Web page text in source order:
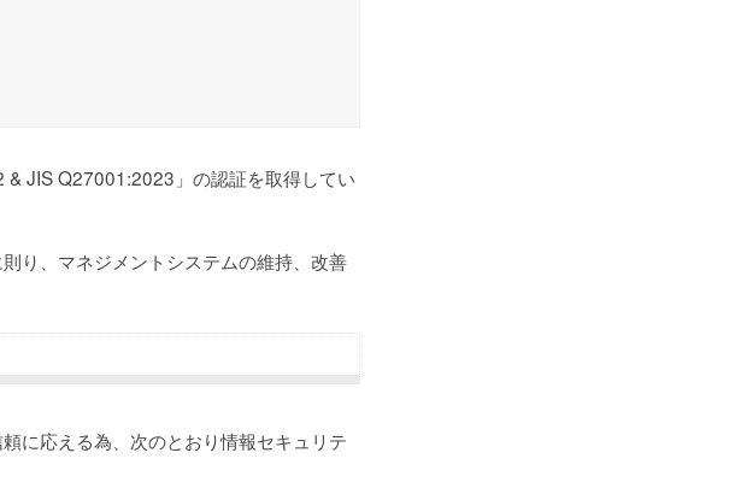
JIS Q27001:2023」の認証を取得してい
り、マネジメントシステムの維持、改善
に応える為、次のとおり情報セキュリテ